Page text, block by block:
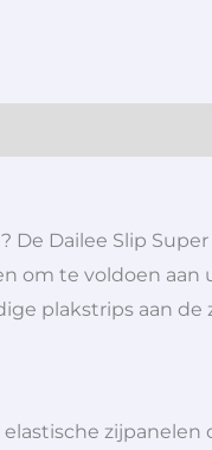
Dailee Slip
om te voldoen aan
plakstrips aan de